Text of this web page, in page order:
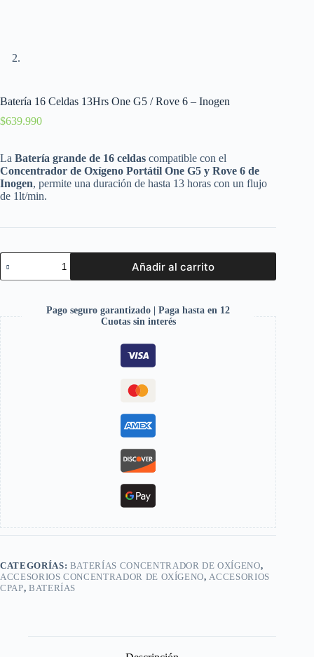
Batería 16 Celdas 13Hrs One G5 / Rove 6 – Inogen
$639.990
La Batería grande de 16 celdas compatible con el
Concentrador de Oxígeno Portátil One G5 y Rove 6 de
Inogen, permite una duración de hasta 13 horas con un flujo
de 1lt/min.
Añadir al carrito
Pago seguro garantizado | Paga hasta en 12
Cuotas sin interés
CATEGORÍAS: BATERÍAS CONCENTRADOR DE OXÍGENO,
ACCESORIOS CONCENTRADOR DE OXÍGENO,ACCESORIOS
CPAP, BATERÍAS